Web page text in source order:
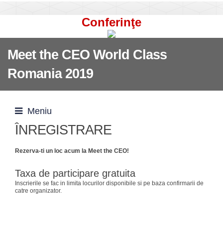
Conferinţe
Meet the CEO World Class
Romania 2019
Meniu
ÎNREGISTRARE
Rezerva-ti un loc acum la Meet the CEO!
Taxa de participare gratuita
Inscrierile se fac in limita locurilor disponibile si pe baza confirmarii de
catre organizator.